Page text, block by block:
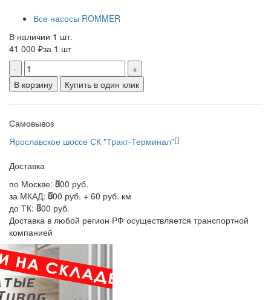
Все насосы ROMMER
В наличии 1 шт.
41 000 ₽за 1 шт
-
+
В корзину
Купить в один клик
Самовывоз
Ярославское шоссе СК "Тракт-Терминал"
Доставка
по Москве: 800 руб.
за МКАД: 800 руб. + 60 руб. км
до ТК: 800 руб.
Доставка в любой регион РФ осуществляется транспортной
компанией